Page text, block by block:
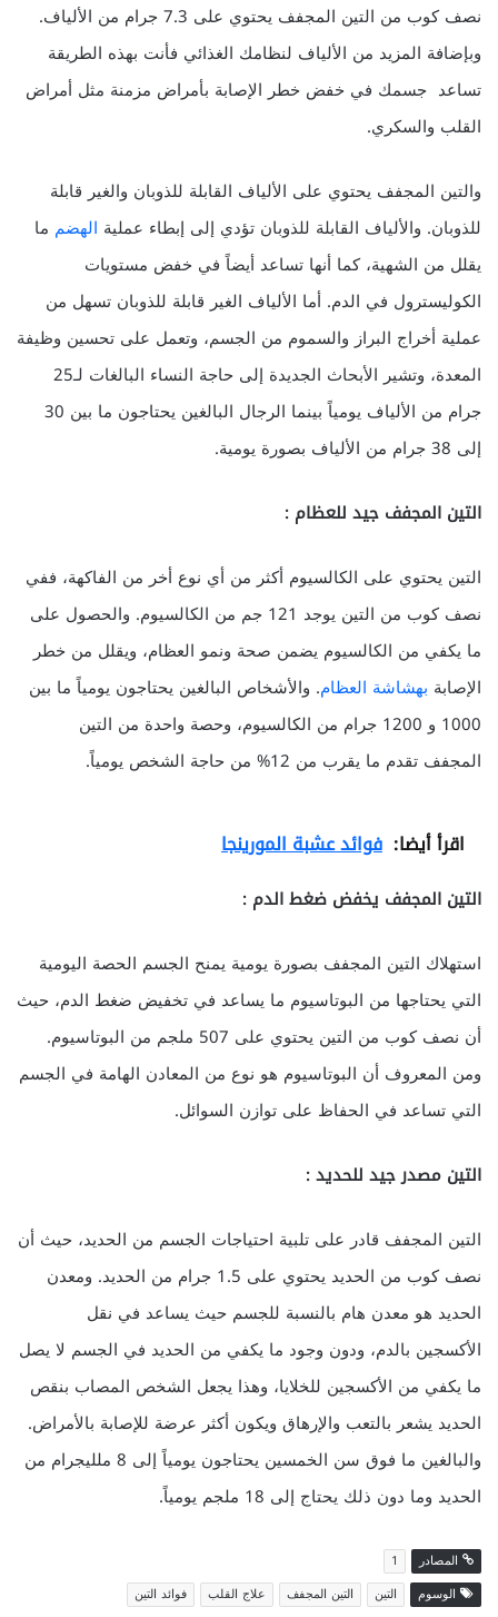
نصف كوب من التين المجفف يحتوي على 7.3 جرام من الألياف.
وبإضافة المزيد من الألياف لنظامك الغذائي فأنت بهذه الطريقة
تساعد جسمك في خفض خطر الإصابة بأمراض مزمنة مثل أمراض
القلب والسكري.
والتين المجفف يحتوي على الألياف القابلة للذوبان والغير قابلة
للذوبان. والألياف القابلة للذوبان تؤدي إلى إبطاء عملية الهضم ما
يقلل من الشهية، كما أنها تساعد أيضاً في خفض مستويات
الكوليسترول في الدم. أما الألياف الغير قابلة للذوبان تسهل من
عملية أخراج البراز والسموم من الجسم، وتعمل على تحسين وظيفة
المعدة، وتشير الأبحاث الجديدة إلى حاجة النساء البالغات لـ25
جرام من الألياف يومياً بينما الرجال البالغين يحتاجون ما بين 30
إلى 38 جرام من الألياف بصورة يومية.
التين المجفف جيد للعظام :
التين يحتوي على الكالسيوم أكثر من أي نوع أخر من الفاكهة، ففي
نصف كوب من التين يوجد 121 جم من الكالسيوم. والحصول على
ما يكفي من الكالسيوم يضمن صحة ونمو العظام، ويقلل من خطر
الإصابة بهشاشة العظام. والأشخاص البالغين يحتاجون يومياً ما بين
1000 و 1200 جرام من الكالسيوم، وحصة واحدة من التين
المجفف تقدم ما يقرب من 12% من حاجة الشخص يومياً.
اقرأ أيضا: فوائد عشبة المورينجا
التين المجفف يخفض ضغط الدم :
استهلاك التين المجفف بصورة يومية يمنح الجسم الحصة اليومية
التي يحتاجها من البوتاسيوم ما يساعد في تخفيض ضغط الدم، حيث
أن نصف كوب من التين يحتوي على 507 ملجم من البوتاسيوم.
ومن المعروف أن البوتاسيوم هو نوع من المعادن الهامة في الجسم
التي تساعد في الحفاظ على توازن السوائل.
التين مصدر جيد للحديد :
التين المجفف قادر على تلبية احتياجات الجسم من الحديد، حيث أن
نصف كوب من الحديد يحتوي على 1.5 جرام من الحديد. ومعدن
الحديد هو معدن هام بالنسبة للجسم حيث يساعد في نقل
الأكسجين بالدم، ودون وجود ما يكفي من الحديد في الجسم لا يصل
ما يكفي من الأكسجين للخلايا، وهذا يجعل الشخص المصاب بنقص
الحديد يشعر بالتعب والإرهاق ويكون أكثر عرضة للإصابة بالأمراض.
والبالغين ما فوق سن الخمسين يحتاجون يومياً إلى 8 ملليجرام من
الحديد وما دون ذلك يحتاج إلى 18 ملجم يومياً.
المصادر
1
الوسوم
التين التين المجفف علاج القلب فوائد التين